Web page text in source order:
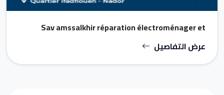
Sav amssalkhir réparation électroménager et
climatisation Région nador et drouich El houcima
عرض التفاصيل